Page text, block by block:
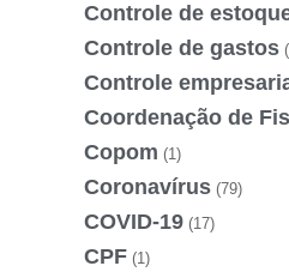
Controle de
Controle de gastos
Controle
Coordenação de
Copom (1)
Coronavírus (79)
COVID-19 (17)
CPF (1)